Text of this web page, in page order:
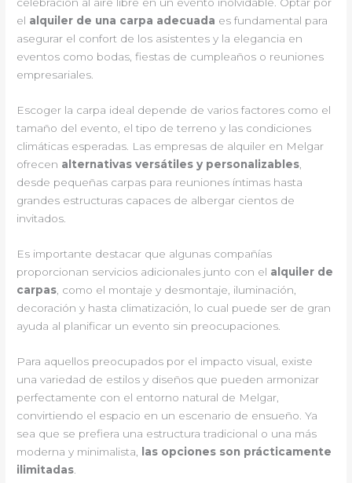
el alquiler de una carpa adecuada es fundamental para
asegurar el confort de los asistentes y la elegancia en
eventos como bodas, fiestas de cumpleaños o reuniones
empresariales.
Escoger la carpa ideal depende de varios factores como el
tamaño del evento, el tipo de terreno y las condiciones
climáticas esperadas. Las empresas de alquiler en Melgar
ofrecen alternativas versátiles y personalizables
desde pequeñas carpas para reuniones íntimas hasta
grandes estructuras capaces de albergar cientos de
invitados.
Es importante destacar que algunas compañías
proporcionan servicios adicionales junto con el alquiler de
carpas , como el montaje y desmontaje, iluminación,
decoración y hasta climatización, lo cual puede ser de gran
ayuda al planificar un evento sin preocupaciones.
Para aquellos preocupados por el impacto visual, existe
una variedad de estilos y diseños que pueden armonizar
perfectamente con el entorno natural de Melgar,
convirtiendo el espacio en un escenario de ensueño. Ya
sea que se prefiera una estructura tradicional o una más
moderna y minimalista,
las opciones son prácticamente
ilimitadas